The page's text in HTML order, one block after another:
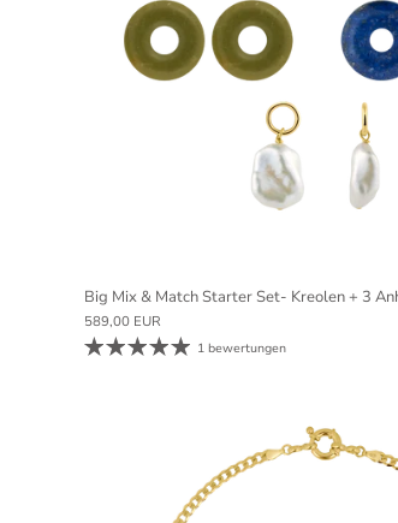
Big Mix & Match Starter Set- Kreolen + 3
589,00 EUR
1 bewertungen